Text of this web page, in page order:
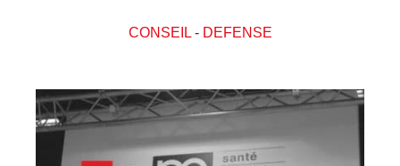
CONSEIL- DEFENSE